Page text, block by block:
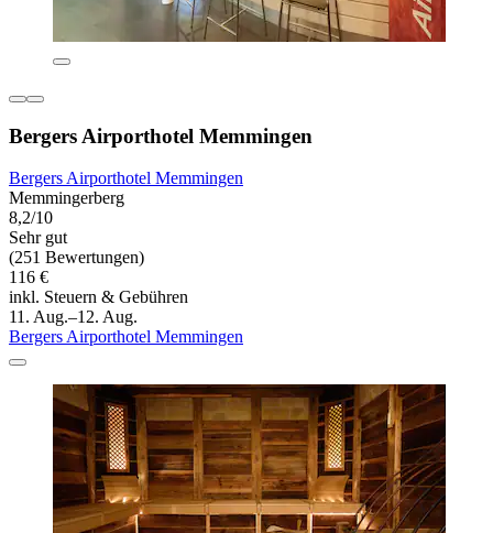
Bergers Airporthotel Memmingen
Bergers Airporthotel Memmingen
Memmingerberg
8,2/10
Sehr gut
(251 Bewertungen)
116 €
inkl. Steuern & Gebühren
11. Aug.–12. Aug.
Bergers Airporthotel Memmingen